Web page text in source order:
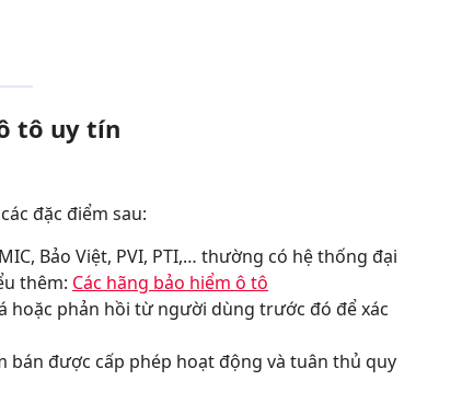
tô uy tín
đặc điểm sau:
Bảo Việt, PVI, PTI,… thường có hệ thống đại
thêm: Các hãng bảo hiểm ô tô
hoặc phản hồi từ người dùng trước đó để xác
bán được cấp phép hoạt động và tuân thủ quy